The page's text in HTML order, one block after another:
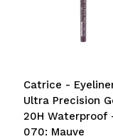
Catrice -
Ultra Precision
20H Waterproof
070: Mauve